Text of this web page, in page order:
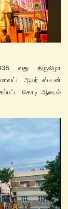
வது திருவிழா
மாவட்ட ஆயர் ஸ்டீபன்
கொடி ஆலயம்